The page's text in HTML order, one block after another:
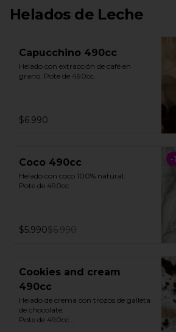
Helados de Leche
Capucchino 490cc
Helado con extracción de café en
grano. Pote de 490cc.
$6.990
-
Coco 490cc
Helado con coco 100% natural.
Pote de 490cc.
$5.990$6.990
Cookies and cream
490cc
Helado de crema con trozos de galleta
de chocolate.
Pote de 490cc.